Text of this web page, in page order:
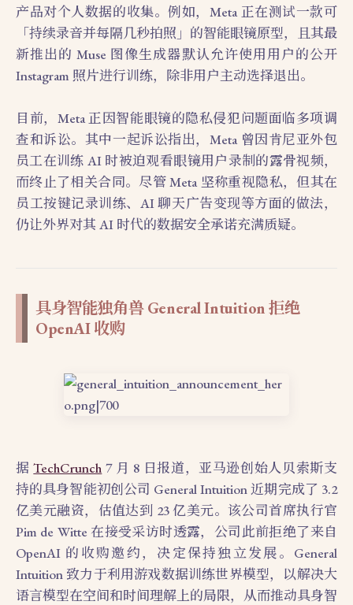
产品对个人数据的收集。例如，Meta 正在测试一款可
「持续录音并每隔几秒拍照」的智能眼镜原型，且其最
新推出的 Muse 图像生成器默认允许使用用户的公开
Instagram 照片进行训练，除非用户主动选择退出。
目前，Meta 正因智能眼镜的隐私侵犯问题面临多项调
查和诉讼。其中一起诉讼指出，Meta 曾因肯尼亚外包
员工在训练 AI 时被迫观看眼镜用户录制的露骨视频，
而终止了相关合同。尽管 Meta 坚称重视隐私，但其在
员工按键记录训练、AI 聊天广告变现等方面的做法，
仍让外界对其 AI 时代的数据安全承诺充满质疑。
具身智能独角兽 General Intuition 拒绝
OpenAI 收购
据TechCrunch 7 月 8 日报道，亚马逊创始人贝索斯支
持的具身智能初创公司 General Intuition 近期完成了 3.2
亿美元融资，估值达到 23 亿美元。该公司首席执行官
Pim de Witte 在接受采访时透露，公司此前拒绝了来自
OpenAI 的收购邀约，决定保持独立发展。General
Intuition 致力于利用游戏数据训练世界模型，以解决大
语言模型在空间和时间理解上的局限，从而推动具身智